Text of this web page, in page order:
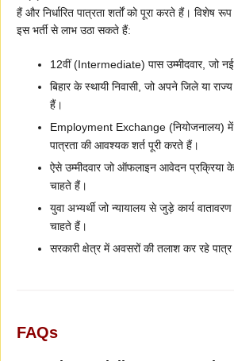
हैं और निर्धारित पात्रता शर्तों को पूरा करते हैं। विशेष
इस भर्ती से लाभ उठा सकते हैं:
12वीं (Intermediate) पास उम्मीदवार, जो
बिहार के स्थायी निवासी, जो अपने जिले या
हैं।
Employment Exchange (नियोजनालय) में
पात्रता की आवश्यक शर्त पूरी करते हैं।
ऐसे उम्मीदवार जो ऑफलाइन आवेदन प्रक्रिया के
चाहते हैं।
युवा अभ्यर्थी जो न्यायालय से जुड़े कार्य
चाहते हैं।
सरकारी क्षेत्र में अवसरों की तलाश कर रहे पात्र
FAQs